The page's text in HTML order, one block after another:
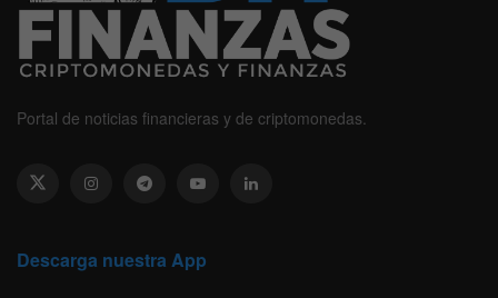
Portal de noticias financieras y de criptomonedas.
Descarga nuestra App